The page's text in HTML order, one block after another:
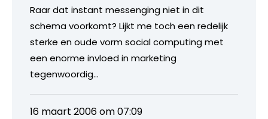
Raar dat instant messenging niet in dit
schema voorkomt? Lijkt me toch een redelijk
sterke en oude vorm social computing met
een enorme invloed in marketing
tegenwoordig…
16 maart 2006 om 07:09